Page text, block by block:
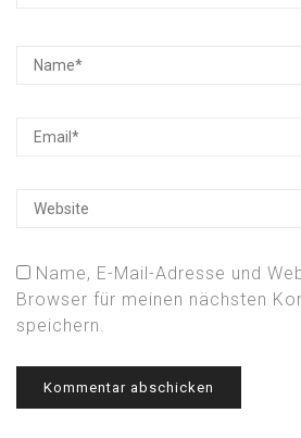
Name, E-Mail-Adresse und
Browser für meinen nächsten
speichern.